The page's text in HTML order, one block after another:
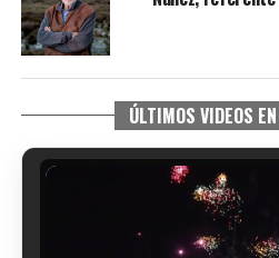
ÚLTIMOS VIDEOS